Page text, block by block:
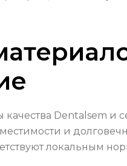
качества Dentalsem
и
локальным